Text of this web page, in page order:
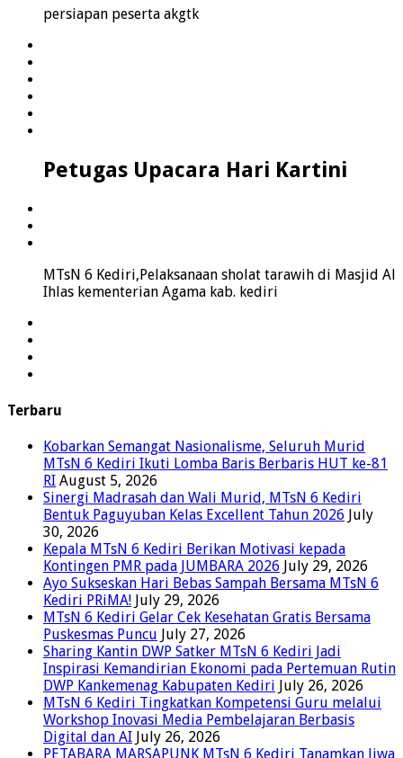
persiapan peserta akgtk
Petugas Upacara Hari Kartini
MTsN 6 Kediri,Pelaksanaan sholat tarawih di Masjid Al
Ihlas kementerian Agama kab. kediri
Terbaru
Kobarkan Semangat Nasionalisme, Seluruh Murid
MTsN 6 Kediri Ikuti Lomba Baris Berbaris HUT ke-81
RI August 5, 2026
Sinergi Madrasah dan Wali Murid, MTsN 6 Kediri
Bentuk Paguyuban Kelas Excellent Tahun 2026 July
30, 2026
Kepala MTsN 6 Kediri Berikan Motivasi kepada
Kontingen PMR pada JUMBARA 2026 July 29, 2026
Ayo Sukseskan Hari Bebas Sampah Bersama MTsN 6
Kediri PRiMA! July 29, 2026
MTsN 6 Kediri Gelar Cek Kesehatan Gratis Bersama
Puskesmas Puncu July 27, 2026
Sharing Kantin DWP Satker MTsN 6 Kediri Jadi
Inspirasi Kemandirian Ekonomi pada Pertemuan Rutin
DWP Kankemenag Kabupaten Kediri July 26, 2026
MTsN 6 Kediri Tingkatkan Kompetensi Guru melalui
Workshop Inovasi Media Pembelajaran Berbasis
Digital dan AI July 26, 2026
PETABARA MARSAPUNK MTsN 6 Kediri Tanamkan Jiwa